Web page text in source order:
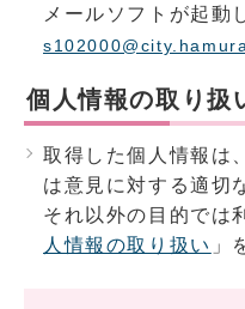
メールソフトが起動
個人情報の取り扱
取得した個人情報は
は意見に対する適切
それ以外の目的では
人情報の取り扱い 」